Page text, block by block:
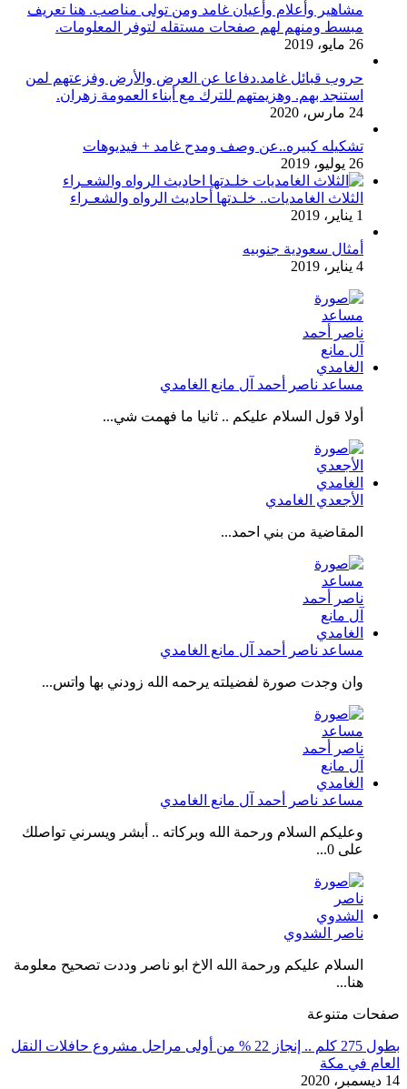
مشاهير وأعلام وأعيان غامد ومن تولى مناصب. هنا تعريف
مبسط ومنهم لهم صفحات مستقله لتوفر المعلومات.
26 مايو، 2019
حروب قبائل غامد.دفاعا عن العرض والأرض وفزعتهم لمن
استنجد بهم. وهزيمتهم للترك مع أبناء العمومة زهران.
24 مارس، 2020
تشكيله كبيره..عن وصف ومدح غامد + فيديوهات
26 يوليو، 2019
الثلاث الغامديات.. خلـدتها أحاديث الرواه والشعـراء
1 يناير، 2019
أمثال سعودية جنوبيه
4 يناير، 2019
مساعد ناصر أحمد آل مانع الغامدي
أولا قول السلام عليكم .. ثانيا ما فهمت شي...
الأجعدي الغامدي
المقاضية من بني احمد...
مساعد ناصر أحمد آل مانع الغامدي
وان وجدت صورة لفضيلته يرحمه الله زودني بها واتس...
مساعد ناصر أحمد آل مانع الغامدي
وعليكم السلام ورحمة الله وبركاته .. أبشر ويسرني تواصلك
على 0...
ناصر الشدوي
السلام عليكم ورحمة الله الاخ ابو ناصر وددت تصحيح معلومة
هنا...
صفحات متنوعة
بطول 275 كلم .. إنجاز 22 % من أولى مراحل مشروع حافلات النقل
العام في مكة
14 ديسمبر، 2020